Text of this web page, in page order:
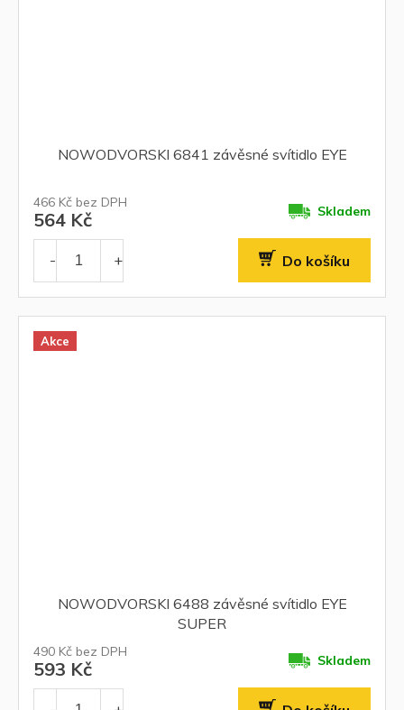
NOWODVORSKI 6841 závěsné svítidlo EYE
466 Kč bez DPH
564 Kč Skladem
Do košíku
Akce
NOWODVORSKI 6488 závěsné svítidlo EYE
SUPER
490 Kč bez DPH
593 Kč Skladem